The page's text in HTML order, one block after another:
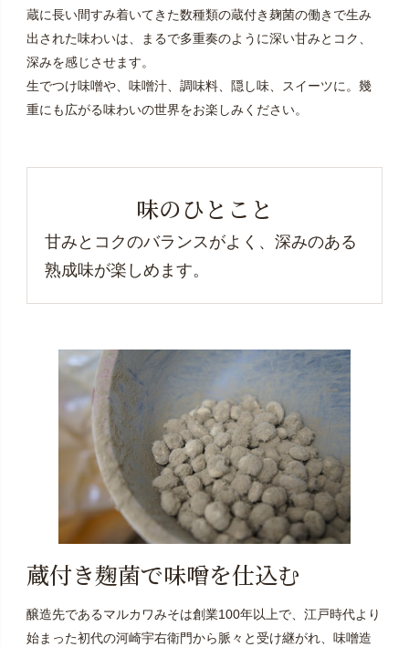
蔵に長い間すみ着いてきた数種類の蔵付き麹菌の働きで生み
出された味わいは、まるで多重奏のように深い甘みとコク、
深みを感じさせます。
生でつけ味噌や、味噌汁、調味料、隠し味、スイーツに。幾
重にも広がる味わいの世界をお楽しみください。
味のひとこと
甘みとコクのバランスがよく、深みのある
熟成味が楽しめます。
蔵付き麹菌で味噌を仕込む
醸造先であるマルカワみそは創業100年以上で、江戸時代より
始まった初代の河崎宇右衛門から脈々と受け継がれ、味噌造